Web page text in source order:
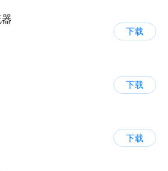
下载
下载
下载